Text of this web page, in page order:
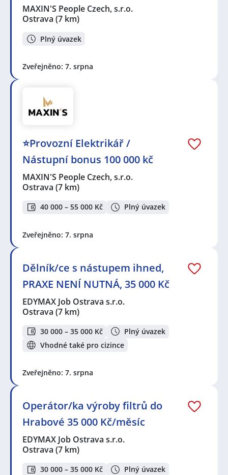
MAXIN'S People Czech, s.r.o.
Ostrava (7 km)
Plný úvazek
Zveřejněno: 7. srpna
⭐Provozní Elektrikář /
Nástupní bonus 100 000 kč
MAXIN'S People Czech, s.r.o.
Ostrava (7 km)
40 000 – 55 000 Kč Plný úvazek
Zveřejněno: 7. srpna
Dělník/ce s nástupem ihned,
PRAXE NENÍ NUTNÁ, 35 000 Kč
EDYMAX Job Ostrava s.r.o.
Ostrava (7 km)
30 000 – 35 000 Kč
Plný úvazek
Vhodné také pro cizince
Zveřejněno: 7. srpna
Operátor/ka výroby filtrů do
Hrabové 35 000 Kč/měsíc
EDYMAX Job Ostrava s.r.o.
Ostrava (7 km)
30 000 – 35 000 Kč
Plný úvazek